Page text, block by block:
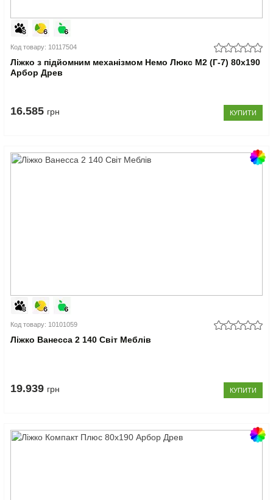
Код товару: 10117504
Ліжко з підйомним механізмом Немо Люкс М2 (Г-7) 80x190
Арбор Древ
16.585 грн КУПИТИ
Код товару: 10101059
Ліжко Ванесса 2 140 Світ Меблів
19.939 грн КУПИТИ